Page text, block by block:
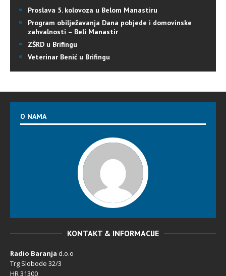
Proslava 5. kolovoza u Belom Manastiru
Program obilježavanja Dana pobjede i domovinske
zahvalnosti – Beli Manastir
ZŠRD u Brifingu
Veterinar Benić u Brifingu
O NAMA
KONTAKT & INFORMACIJE
Radio Baranja d.o.o
Trg Slobode 32/3
HR 31300